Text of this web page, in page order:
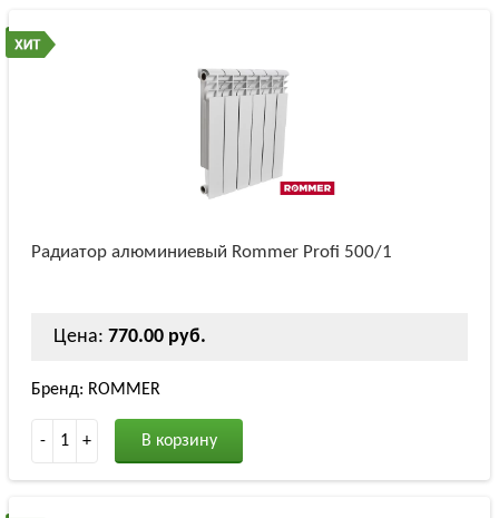
Радиатор алюминиевый Rommer Profi 500/1
Цена: 770.00 руб.
Бренд: ROMMER
- 1 + В корзину